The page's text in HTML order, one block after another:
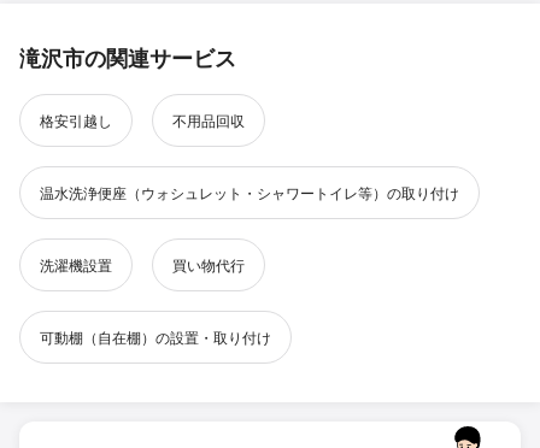
滝沢市の関連サービス
格安引越し 不用品回収
温水洗浄便座（ウォシュレット・シャワートイレ等）の取り付け
洗濯機設置 買い物代行
可動棚（自在棚）の設置・取り付け